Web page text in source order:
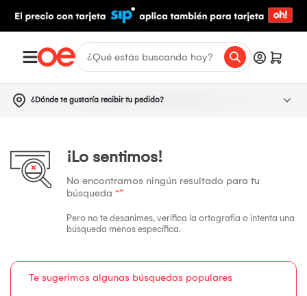
¿Dónde te gustaría recibir tu pedido?
¡Lo sentimos!
No encontramos ningún resultado para tu
búsqueda “”
Pero no te desanimes, verifica la ortografía o intenta una
búsqueda menos específica.
Te sugerimos algunas búsquedas populares